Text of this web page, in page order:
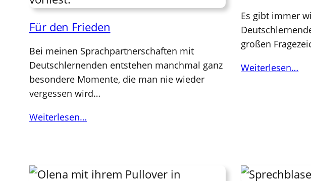
Für den Frieden
Bei meinen Sprachpartnerschaften mit
Deutschlernenden entstehen manchmal ganz
besondere Momente, die man nie wieder
vergessen wird…
Weiterlesen…
Es gibt immer
großen
Weiterlesen…